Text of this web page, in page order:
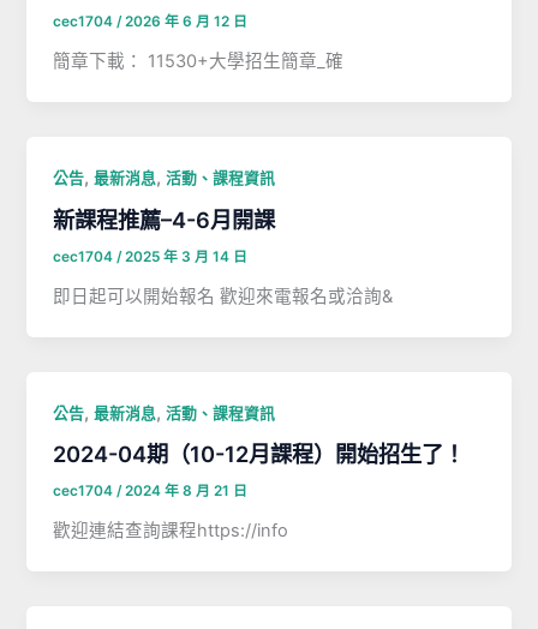
cec1704/2026 年 6 月 12 日
簡章下載： 11530+大學招生簡章_確
公告,最新消息,活動、課程資訊
新課程推薦–4-6月開課
cec1704/2025 年 3 月 14 日
即日起可以開始報名 歡迎來電報名或洽詢&
公告,最新消息,活動、課程資訊
2024-04期（10-12月課程）開始招生了！
cec1704/2024 年 8 月 21 日
歡迎連結查詢課程https://info